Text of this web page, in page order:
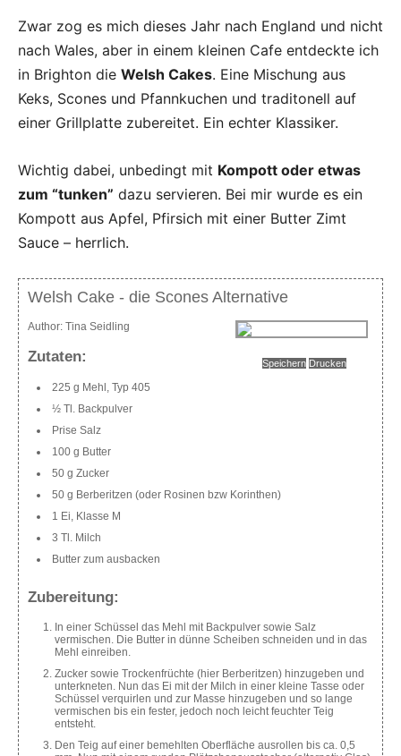
Zwar zog es mich dieses Jahr nach England und nicht
nach Wales, aber in einem kleinen Cafe entdeckte ich
in Brighton die Welsh Cakes. Eine Mischung aus
Keks, Scones und Pfannkuchen und traditonell auf
einer Grillplatte zubereitet. Ein echter Klassiker.
Wichtig dabei, unbedingt mit Kompott oder etwas
zum “tunken” dazu servieren. Bei mir wurde es ein
Kompott aus Apfel, Pfirsich mit einer Butter Zimt
Sauce – herrlich.
Welsh Cake - die Scones Alternative
Speichern Drucken
Author: Tina Seidling
Zutaten:
225 g Mehl, Typ 405
½ Tl. Backpulver
Prise Salz
100 g Butter
50 g Zucker
50 g Berberitzen (oder Rosinen bzw Korinthen)
1 Ei, Klasse M
3 Tl. Milch
Butter zum ausbacken
Zubereitung:
In einer Schüssel das Mehl mit Backpulver sowie Salz
vermischen. Die Butter in dünne Scheiben schneiden und in das
Mehl einreiben.
Zucker sowie Trockenfrüchte (hier Berberitzen) hinzugeben und
unterkneten. Nun das Ei mit der Milch in einer kleine Tasse oder
Schüssel verquirlen und zur Masse hinzugeben und so lange
vermischen bis ein fester, jedoch noch leicht feuchter Teig
entsteht.
Den Teig auf einer bemehlten Oberfläche ausrollen bis ca. 0,5